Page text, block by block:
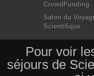
Pour voir
séjours de
CrowdFunding
Salon du
Scientifique
© 2026 -